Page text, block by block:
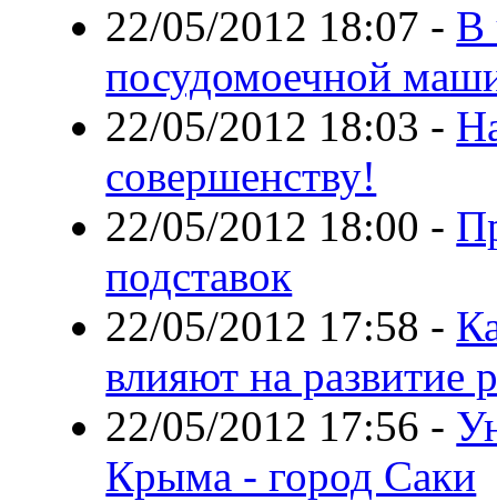
22/05/2012 18:07 - В
посудомоечной
22/05/2012 18:03 -
совершенству!
22/05/2012 18:00 -
подставок
22/05/2012 17:58 -
влияют на развитие
22/05/2012 17:56 -
Крыма - город Саки